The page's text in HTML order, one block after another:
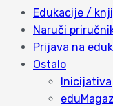
Edukacije /
Naruči
Prijava na
Ostalo
Inicijativa